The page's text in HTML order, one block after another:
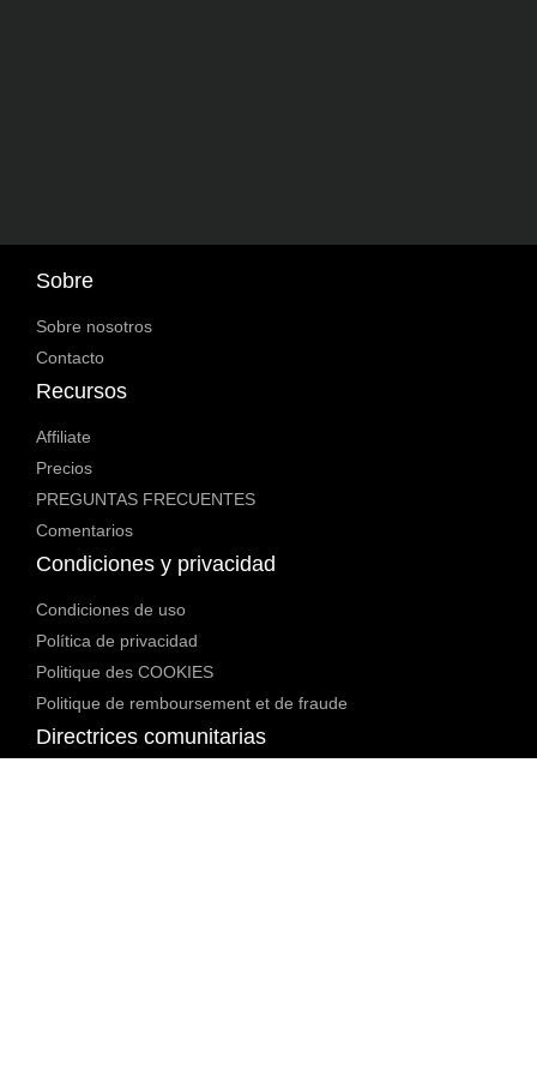
Sobre
Sobre nosotros
Contacto
Recursos
Affiliate
Precios
PREGUNTAS FRECUENTES
Comentarios
Condiciones y privacidad
Condiciones de uso
Política de privacidad
Politique des COOKIES
Politique de remboursement et de fraude
Directrices comunitarias